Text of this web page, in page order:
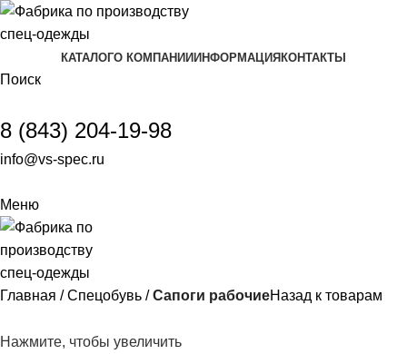
КАТАЛОГО КОМПАНИИ ИНФОРМАЦИЯ КОНТАКТЫ
Поиск
8 (843) 204-19-98
info@vs-spec.ru
Меню
Главная Спецобувь Сапоги рабочиеНазад к товарам
Нажмите, чтобы увеличить